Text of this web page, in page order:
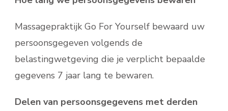
Massagepraktijk Go For Yourself bewaard uw
persoonsgegeven volgends de
belastingwetgeving die je verplicht bepaalde
gegevens 7 jaar lang te bewaren.
Delen van persoonsgegevens met derden